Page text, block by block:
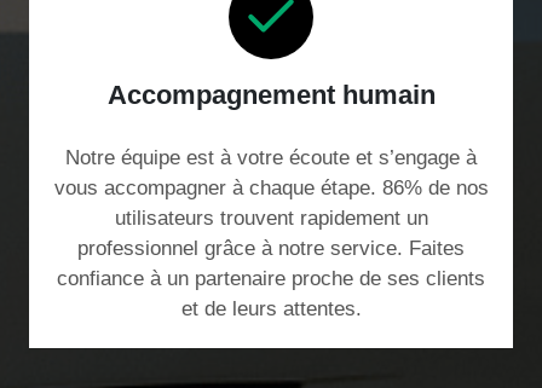
Accompagnement humain
Notre équipe est à votre écoute et s’engage à
vous accompagner à chaque étape. 86% de nos
utilisateurs trouvent rapidement un
professionnel grâce à notre service. Faites
confiance à un partenaire proche de ses clients
et de leurs attentes.